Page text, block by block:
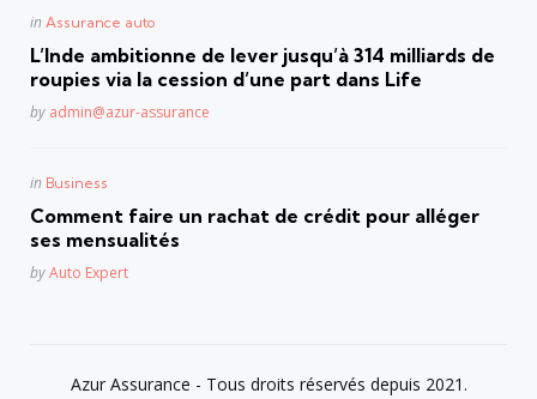
Posted
in Assurance auto
L’Inde ambitionne de lever jusqu’à 314 milliards de
roupies via la cession d’une part dans Life
Posted
by admin@azur-assurance
Posted
in Business
Comment faire un rachat de crédit pour alléger
ses mensualités
Posted
byAuto Expert
Azur Assurance - Tous droits réservés depuis 2021.